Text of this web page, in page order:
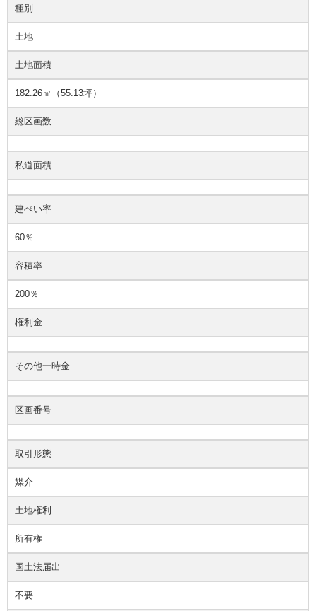
種別
土地
土地面積
182.26㎡（55.13坪）
総区画数
私道面積
建ぺい率
60％
容積率
200％
権利金
その他一時金
区画番号
取引形態
媒介
土地権利
所有権
国土法届出
不要